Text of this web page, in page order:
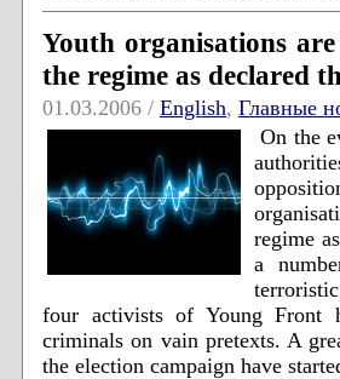
Youth organisations
the regime as declared
01.03.2006 / English, Главные
On the
regime
a
four activists of Young Front
criminals on vain pretexts. A
the election campaign have